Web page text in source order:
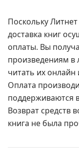
Поскольку
доставка книг
оплаты. Вы
произведениям в
читать их
Оплата
поддерживаются
Возврат средств
книга не была